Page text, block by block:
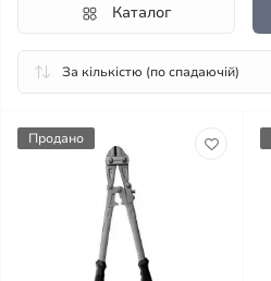
Каталог
Продано